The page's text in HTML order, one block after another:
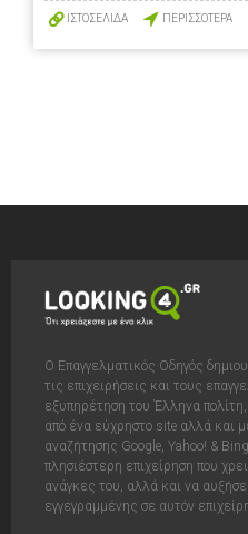
ΙΣΤΟΣΕΛΙΔΑ ΠΕΡΙΣΣΟΤΕΡΑ
Ο Επαγγελματικός Οδηγός
τις επιχειρήσεις και τους
εξυπηρέτηση του Έλληνα
από ένα εύχρηστο site αλλά και
αναζήτησης Google, Yahoo! &
πλησιέστερη επιχείρηση που
ανάγκες του, αλλά και να
εγγεγραμμένης σε αυτόν